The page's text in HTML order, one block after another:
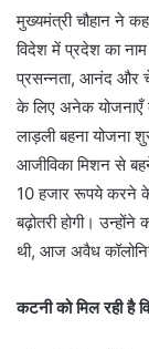
मुख्यमंत्री चौहान ने
विदेश में प्रदेश का
प्रसन्नता, आनंद और
के लिए अनेक योजनाएँ
लाड़ली बहना योजना
आजीविका मिशन से
10 हजार रूपये करने के
बढ़ोतरी होगी।
थी, आज अवैध
कटनी को मिल रही है